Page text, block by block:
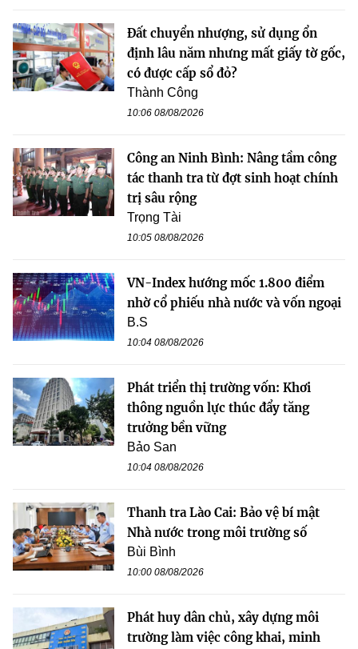
Đất chuyển nhượng, sử dụng ổn
định lâu năm nhưng mất giấy tờ gốc,
có được cấp sổ đỏ?
Thành Công
10:06 08/08/2026
Công an Ninh Bình: Nâng tầm công
tác thanh tra từ đợt sinh hoạt chính
trị sâu rộng
Trọng Tài
10:05 08/08/2026
VN-Index hướng mốc 1.800 điểm
nhờ cổ phiếu nhà nước và vốn ngoại
B.S
10:04 08/08/2026
Phát triển thị trường vốn: Khơi
thông nguồn lực thúc đẩy tăng
trưởng bền vững
Bảo San
10:04 08/08/2026
Thanh tra Lào Cai: Bảo vệ bí mật
Nhà nước trong môi trường số
Bùi Bình
10:00 08/08/2026
Phát huy dân chủ, xây dựng môi
trường làm việc công khai, minh